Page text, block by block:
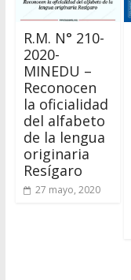
R.M. N° 210-
2020-
MINEDU –
Reconocen
la oficialidad
del alfabeto
de la lengua
originaria
Resígaro
27 mayo, 2020